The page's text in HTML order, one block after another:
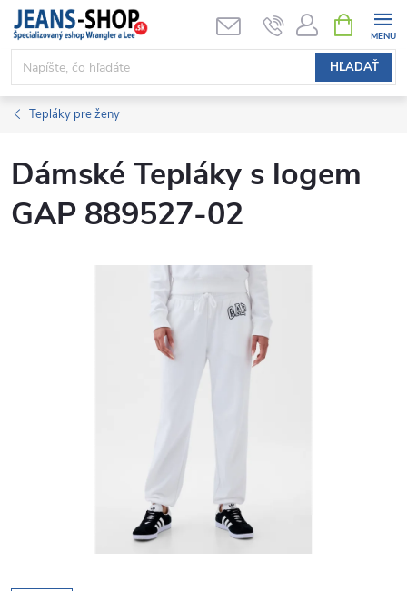
Prejsť
obsah
HĽADAŤ
KOŠÍK
Tepláky pre ženy
Dámské Tepláky s logem
GAP 889527-02